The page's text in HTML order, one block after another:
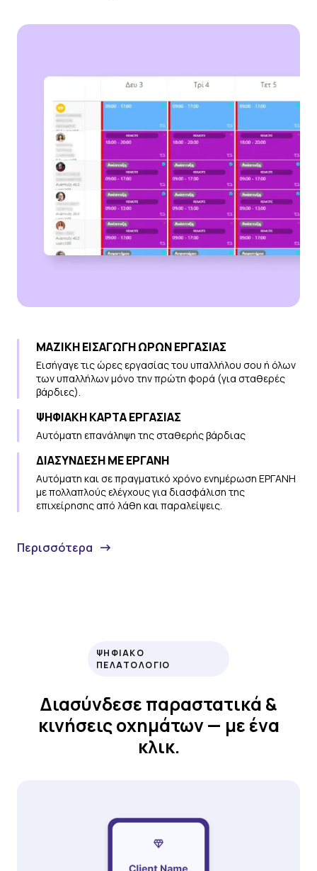
ΜΑΖΙΚΗ ΕΙΣΑΓΩΓΗ ΩΡΩΝ ΕΡΓΑΣΙΑΣ
Εισήγαγε τις ώρες εργασίας του υπαλλήλου σου ή όλων
των υπαλλήλων μόνο την πρώτη φορά (για σταθερές
βάρδιες).
ΨΗΦΙΑΚΗ ΚΑΡΤΑ ΕΡΓΑΣΙΑΣ
Αυτόματη επανάληψη της σταθερής βάρδιας
ΔΙΑΣΥΝΔΕΣΗ ΜΕ ΕΡΓΑΝΗ
Aυτόματη και σε πραγματικό χρόνο ενημέρωση ΕΡΓΑΝΗ
με πολλαπλούς ελέγχους για διασφάλιση της
επιχείρησης από λάθη και παραλείψεις.
Περισσότερα
ΨΗΦΙΑΚO
ΠΕΛΑΤΟΛOΓΙΟ
Διασύνδεσε παραστατικά &
κινήσεις οχημάτων — με ένα
κλικ.